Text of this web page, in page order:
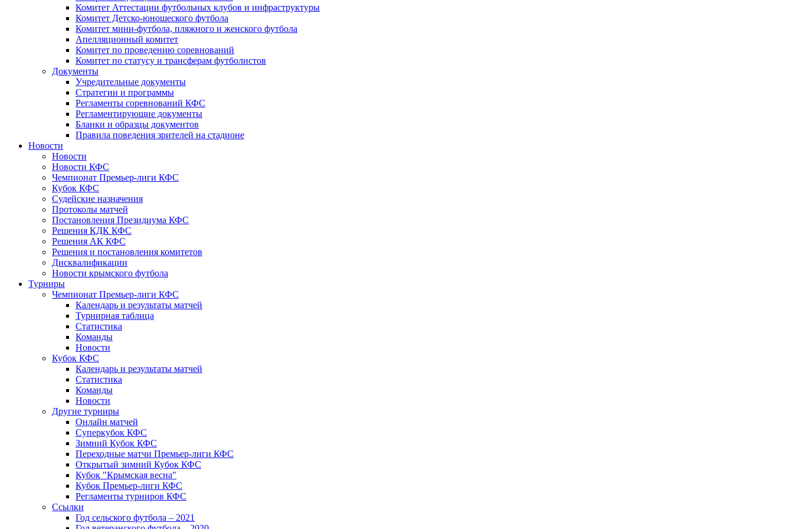
Комитет Аттестации футбольных клубов и инфраструктуры
Комитет Детско-юношеского футбола
Комитет мини-футбола, пляжного и женского футбола
Апелляционный комитет
Комитет по проведению соревнований
Комитет по статусу и трансферам футболистов
Документы
Учредительные документы
Стратегии и программы
Регламенты соревнований КФС
Регламентирующие документы
Бланки и образцы документов
Правила поведения зрителей на стадионе
Новости
Новости
Новости КФС
Чемпионат Премьер-лиги КФС
Кубок КФС
Судейские назначения
Протоколы матчей
Постановления Президиума КФС
Решения КДК КФС
Решения АК КФС
Решения и постановления комитетов
Дисквалификации
Новости крымского футбола
Турниры
Чемпионат Премьер-лиги КФС
Календарь и результаты матчей
Турнирная таблица
Статистика
Команды
Новости
Кубок КФС
Календарь и результаты матчей
Статистика
Команды
Новости
Другие турниры
Онлайн матчей
Суперкубок КФС
Зимний Кубок КФС
Переходные матчи Премьер-лиги КФС
Открытый зимний Кубок КФС
Кубок "Крымская весна"
Кубок Премьер-лиги КФС
Регламенты турниров КФС
Ссылки
Год сельского футбола – 2021